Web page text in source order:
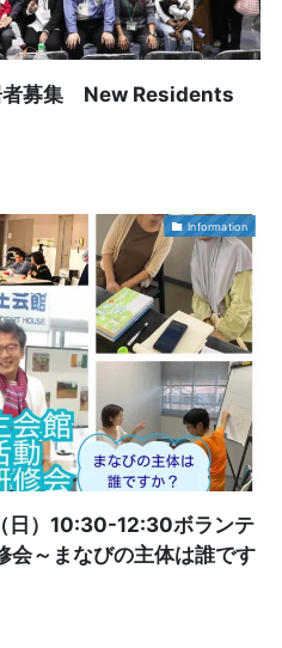
募集 New Residents
Information
）10:30-12:30ボランテ
会～まなびの主体は誰です